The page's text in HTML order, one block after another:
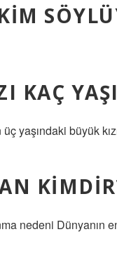
KAÇ
yaşındaki büyük
nedeni Dünyanın